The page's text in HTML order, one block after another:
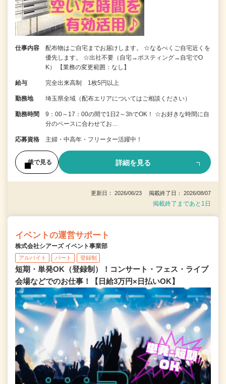
仕事内容
配布物はご自宅までお届けします。 ☆なるべくご自宅近くを
優先します。 ☆出社不要（自宅→ポスティング→自宅でO
K） 【業務の変更範囲：なし】
給与 完全出来高制 1枚5円以上
勤務地 埼玉県全域（配布エリアについてはご相談ください）
勤務時間
9：00～17：00の間で1日2～3hでOK！ ☆お好きな時間に自
分のペースに合わせてお…
応募資格 主婦・中高年・フリーター活躍中！
後で見る 詳細を見る
更新日： 2026/06/23 掲載終了日： 2026/08/07
掲載終了まであと1日
イベントの運営サポート
株式会社シアーズ イベント事業部
アルバイト パート 登録制
短期・単発OK（登録制）！コンサート・フェス・ライブ
会場などでのお仕事！【日給3万円×日払いOK】